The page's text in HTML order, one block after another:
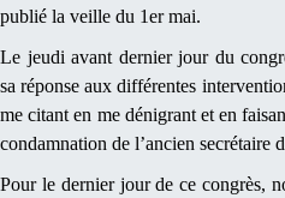
publié la veille du 1er mai.
Le jeudi avant dernier jour du
sa réponse aux différentes
me citant en me dénigrant et en
condamnation de l’ancien secrétaire
Pour le dernier jour de ce congrès,